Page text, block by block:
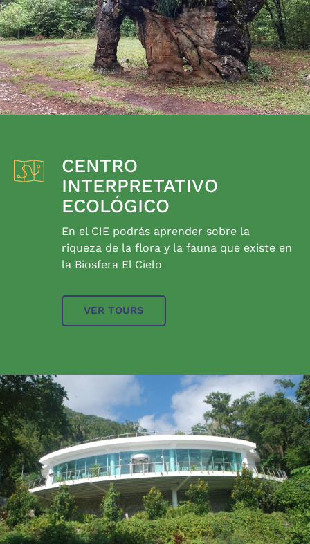
CENTRO
INTERPRETATIVO
ECOLÓGICO
En el CIE podrás aprender sobre la
riqueza de la flora y la fauna que existe en
la Biosfera El Cielo
VER TOURS